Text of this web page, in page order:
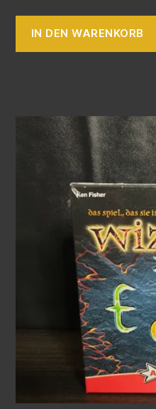
IN DEN WARENKORB